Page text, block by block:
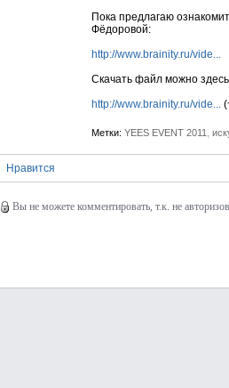
Пока предлагаю
Фёдоровой:
http://www.brainity.ru/vide...
Скачать файл можно
http://www.brainity.ru/vide...
Метки: YEES EVENT 2011
Нравится
Вы не можете комментировать, т.к. не